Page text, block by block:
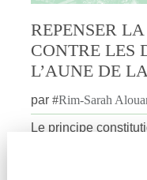
REPENSER
CONTRE LES
L’AUNE DE
par #Rim-Sarah
Le principe
permettre de